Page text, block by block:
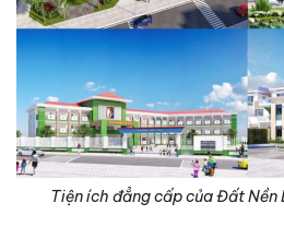
Tiện ích đẳng cấp của Đất Nền